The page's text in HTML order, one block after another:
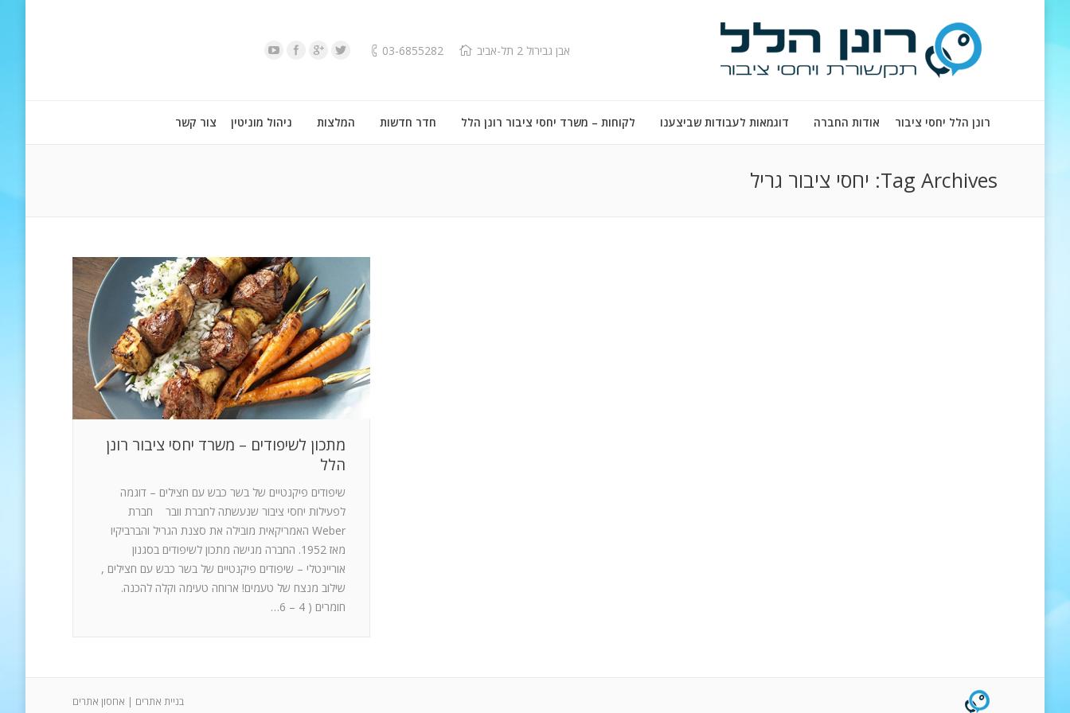
אבן גבירול 2 תל-אביב 03-6855282
רונן הלל יחסי ציבור אודות החברה דוגמאות לעבודות שביצענו לקוחות – משרד יחסי ציבור רונן הלל חדר חדשות המלצות ניהול מוניטין צור קשר
Tag Archives: יחסי ציבור גריל
מתכון לשיפודים – משרד יחסי ציבור רונן
הלל
שיפודים פיקנטיים של בשר כבש עם חצילים – דוגמה
לפעילות יחסי ציבור שנעשתה לחברת וובר חברת
Weber האמריקאית מובילה את סצנת הגריל והברביקיו
מאז 1952. החברה מגישה מתכון לשיפודים בסגנון
אוריינטלי – שיפודים פיקנטיים של בשר כבש עם חצילים ,
שילוב מנצח של טעמים! ארוחה טעימה וקלה להכנה.
חומרים ( 4 – 6…
בניית אתרים | אחסון אתרים